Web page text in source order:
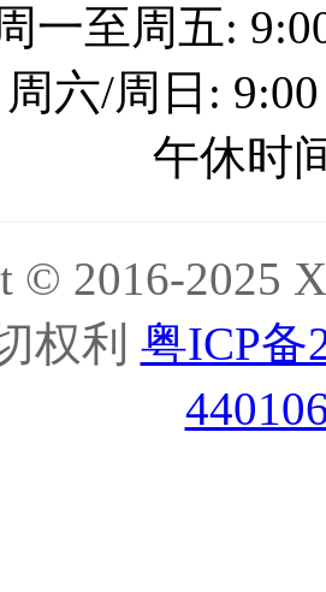
一至周五:
周六/周日:
午休时
© 2016-2025
权利 粤ICP备